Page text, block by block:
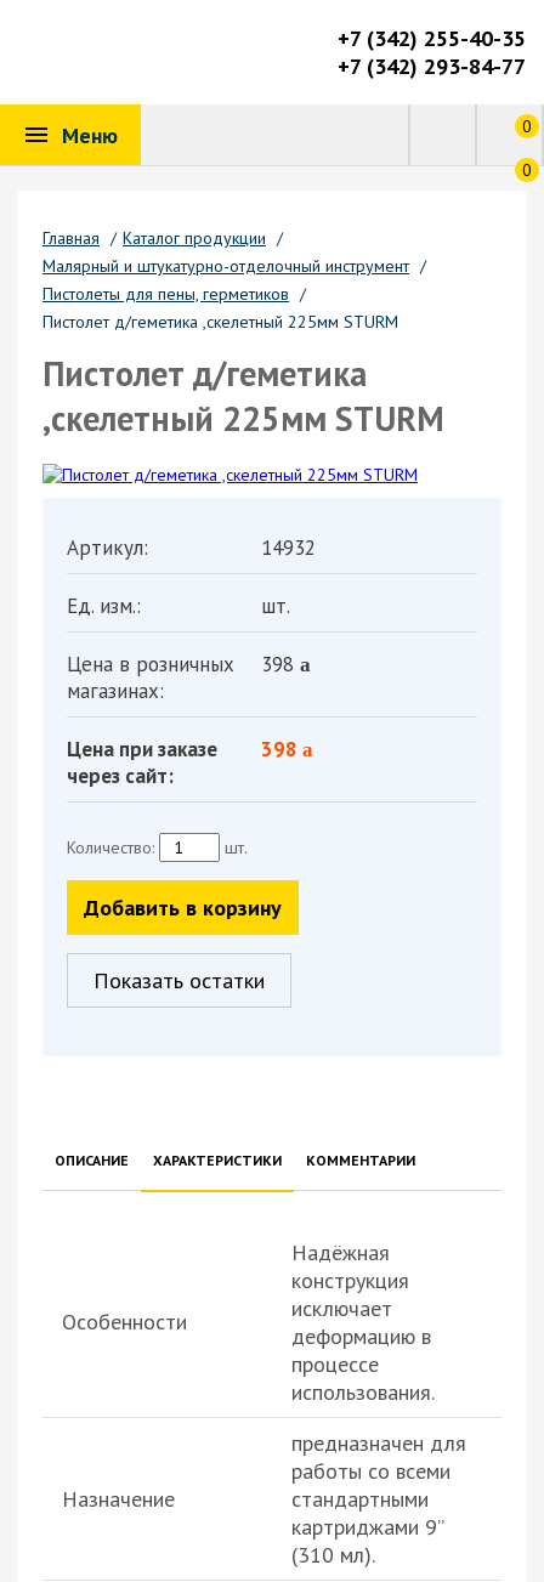
+7 (342) 255-40-35
+7 (342) 293-84-77
Меню
0
0
Главная / Каталог продукции /
Малярный и штукатурно-отделочный инструмент /
Пистолеты для пены, герметиков /
Пистолет д/геметика ,скелетный 225мм STURM
Пистолет д/геметика
,скелетный 225мм STURM
Артикул: 14932
Ед. изм.: шт.
Цена в розничных
магазинах:
398 a
Цена при заказе
через сайт:
398 a
Количество: шт.
Добавить в корзину
Показать остатки
ОПИСАНИЕ ХАРАКТЕРИСТИКИ КОММЕНТАРИИ
Особенности
Надёжная
конструкция
исключает
деформацию в
процессе
использования.
Назначение
предназначен для
работы со всеми
стандартными
картриджами 9”
(310 мл).